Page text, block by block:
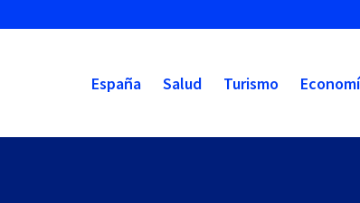
España Salud Turismo